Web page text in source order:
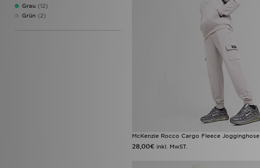
Grau (12)
Grün (2)
McKenzie Rocco Cargo Fleece Jogginghose
28,00€ inkl. MwST.